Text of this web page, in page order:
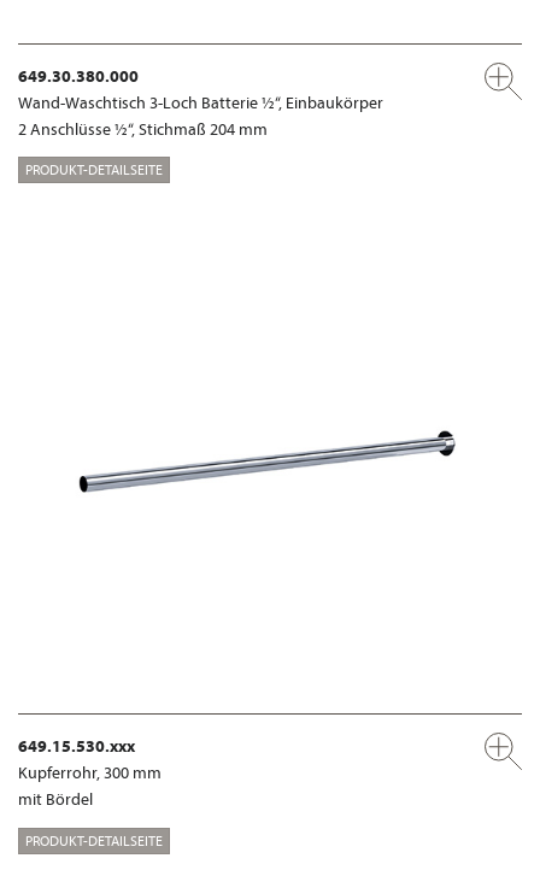
649.30.380.000
Wand-Waschtisch 3-Loch Batterie ½“, Einbaukörper
2 Anschlüsse ½“, Stichmaß 204 mm
PRODUKT-DETAILSEITE
649.15.530.xxx
Kupferrohr, 300 mm
mit Bördel
PRODUKT-DETAILSEITE